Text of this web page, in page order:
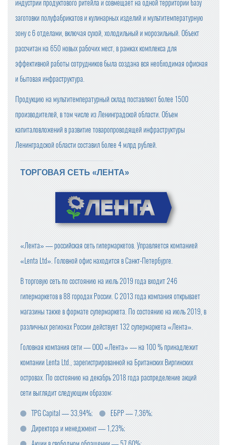
индустрии продуктового ритейла и совмещает на одной территории базу
заготовки полуфабрикатов и кулинарных изделий и мультитемпературную
зону с 6 отделами, включая сухой, холодильный и морозильный. Объект
рассчитан на 650 новых рабочих мест, в рамках комплекса для
эффективной работы сотрудников была создана вся необходимая офисная
и бытовая инфраструктура.
Продукцию на мультитемпературный склад поставляют более 1500
производителей, в том числе из Ленинградской области. Объем
капиталовложений в развитие товаропроводящей инфраструктуры
Ленинградской области составил более 4 млрд рублей.
ТОРГОВАЯ СЕТЬ «ЛЕНТА»
«Лента» — российская сеть гипермаркетов. Управляется компанией
«Lenta Ltd». Головной офис находится в Санкт-Петербурге.
В торговую сеть по состоянию на июль 2019 года входит 246
гипермаркетов в 88 городах России. С 2013 года компания открывает
магазины также в формате супермаркета. По состоянию на июль 2019, в
различных регионах России действует 132 супермаркета «Лента».
Головная компания сети — ООО «Лента» — на 100 % принадлежит
компании Lenta Ltd., зарегистрированной на Британских Виргинских
островах. По состоянию на декабрь 2018 года распределение акций
сети выглядит следующим образом:
TPG Capital — 33,94%;
ЕБРР — 7,36%;
Директора и менеджмент — 1,23%;